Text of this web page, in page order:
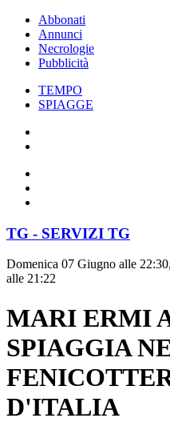
Abbonati
Annunci
Necrologie
Pubblicità
TEMPO
SPIAGGE
TG - SERVIZI TG
Domenica 07 Giugno alle
alle 21:22
MARI ERMI
SPIAGGIA
D'ITALIA